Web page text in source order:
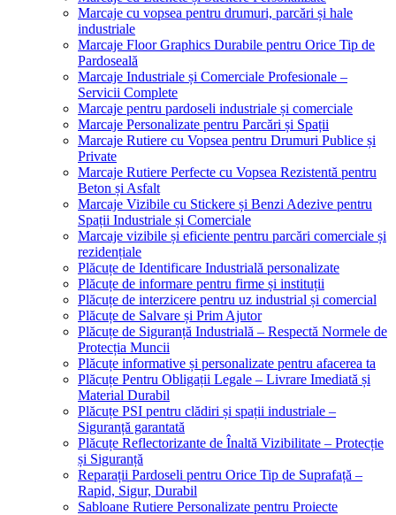
Marcaje cu vopsea pentru drumuri, parcări și hale
industriale
Marcaje Floor Graphics Durabile pentru Orice Tip de
Pardoseală
Marcaje Industriale și Comerciale Profesionale –
Servicii Complete
Marcaje pentru pardoseli industriale și comerciale
Marcaje Personalizate pentru Parcări și Spații
Marcaje Rutiere cu Vopsea pentru Drumuri Publice și
Private
Marcaje Rutiere Perfecte cu Vopsea Rezistentă pentru
Beton și Asfalt
Marcaje Vizibile cu Stickere și Benzi Adezive pentru
Spații Industriale și Comerciale
Marcaje vizibile și eficiente pentru parcări comerciale și
rezidențiale
Plăcuțe de Identificare Industrială personalizate
Plăcuțe de informare pentru firme și instituții
Plăcuțe de interzicere pentru uz industrial și comercial
Plăcuțe de Salvare și Prim Ajutor
Plăcuțe de Siguranță Industrială – Respectă Normele de
Protecția Muncii
Plăcuțe informative și personalizate pentru afacerea ta
Plăcuțe Pentru Obligații Legale – Livrare Imediată și
Material Durabil
Plăcuțe PSI pentru clădiri și spații industriale –
Siguranță garantată
Plăcuțe Reflectorizante de Înaltă Vizibilitate – Protecție
și Siguranță
Reparații Pardoseli pentru Orice Tip de Suprafață –
Rapid, Sigur, Durabil
Sabloane Rutiere Personalizate pentru Proiecte